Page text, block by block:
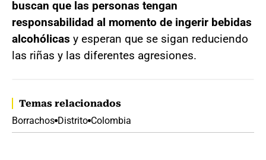
buscan que las personas tengan
responsabilidad al momento de ingerir bebidas
alcohólicas y esperan que se sigan reduciendo
las riñas y las diferentes agresiones.
Temas relacionados
Borrachos Distrito Colombia